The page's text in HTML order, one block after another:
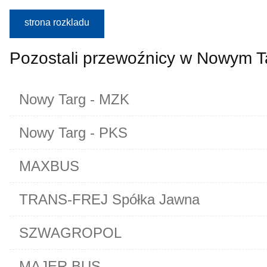
strona rozkladu
Pozostali przewoźnicy w Nowym
Nowy Targ - MZK
Nowy Targ - PKS
MAXBUS
TRANS-FREJ Spółka Jawna
SZWAGROPOL